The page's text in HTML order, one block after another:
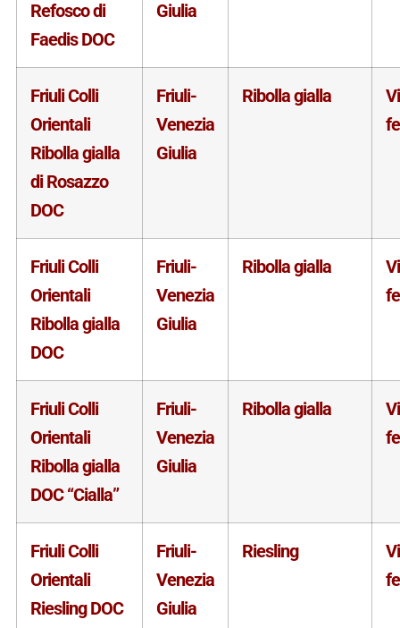
Refosco di
Faedis DOC
Giulia
Friuli Colli
Orientali
Ribolla gialla
di Rosazzo
DOC
Friuli-
Venezia
Giulia
Ribolla gialla
Friuli Colli
Orientali
Ribolla gialla
DOC
Friuli-
Venezia
Giulia
Ribolla gialla
Friuli Colli
Orientali
Ribolla gialla
DOC “Cialla”
Friuli-
Venezia
Giulia
Ribolla gialla
Friuli Colli
Orientali
Riesling DOC
Friuli-
Venezia
Giulia
Riesling